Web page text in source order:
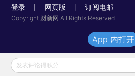
登录 网页版 订阅电邮
Copyright 财新网 All Rights Reserved
发表评论得积分
App 内打开